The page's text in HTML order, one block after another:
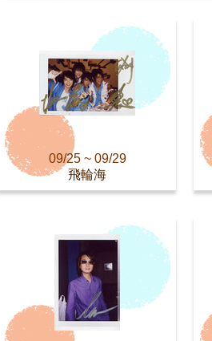
09/25 ~ 09/29
飛輪海